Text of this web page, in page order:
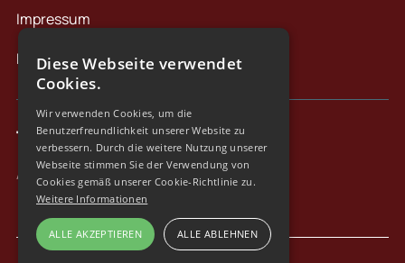
Taylormade Travel
Alles, außer gewöhnlich.
Impressum
Datenschutz
Diese Webseite verwendet
Cookies.
Wir verwenden Cookies, um die
Benutzerfreundlichkeit unserer Website zu
verbessern. Durch die weitere Nutzung unserer
Webseite stimmen Sie der Verwendung von
Cookies gemäß unserer Cookie-Richtlinie zu.
Weitere Informationen
ALLE AKZEPTIEREN ALLE ABLEHNEN